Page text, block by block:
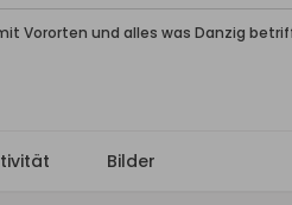
Vororten und alles was Danzig
Bilder